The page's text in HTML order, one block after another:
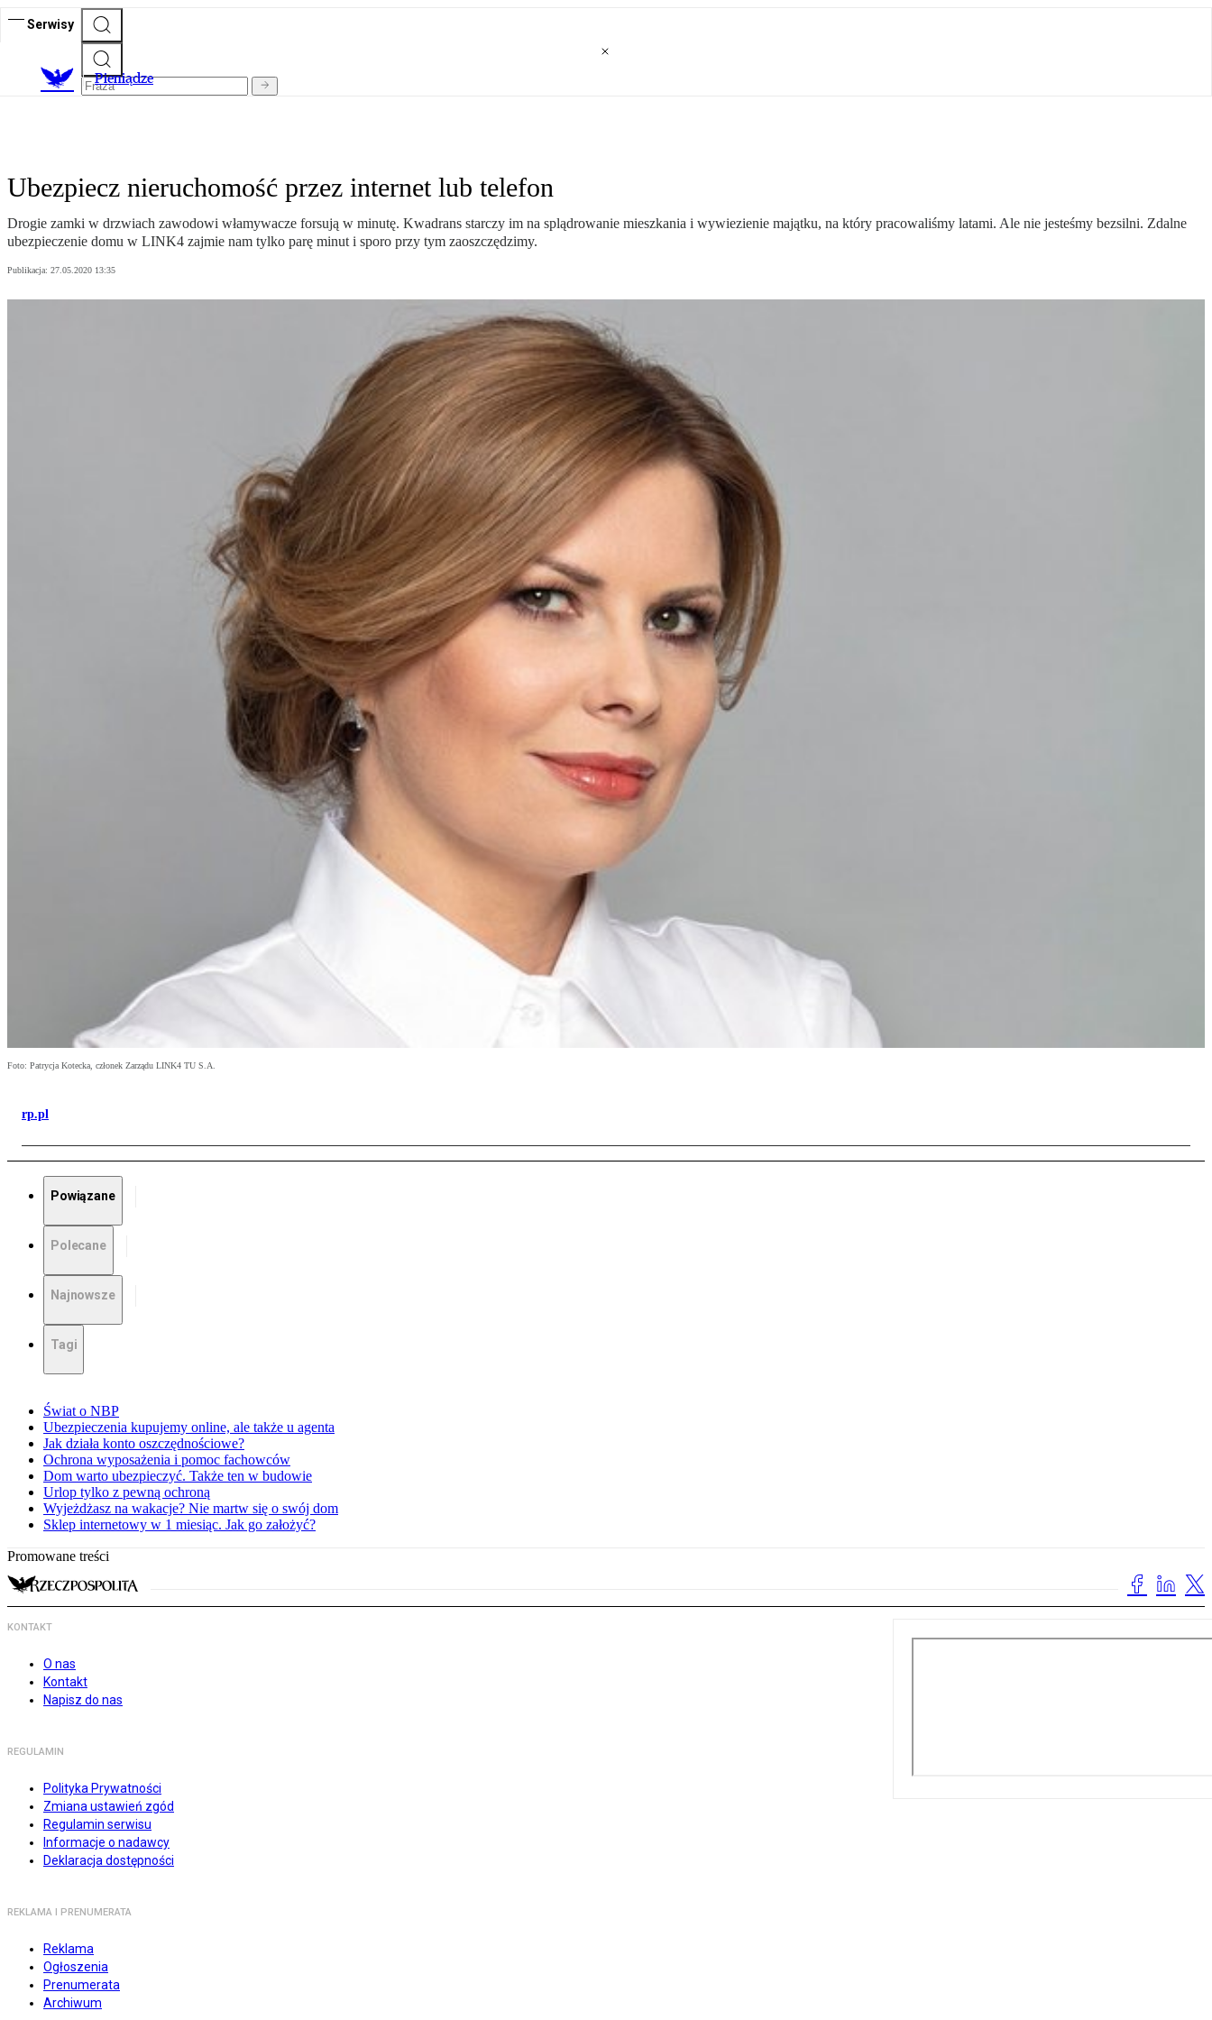
Serwisy
Pieniądze
Ubezpiecz nieruchomość przez internet lub telefon
Drogie zamki w drzwiach zawodowi włamywacze forsują w minutę. Kwadrans starczy im na splądrowanie mieszkania i wywiezienie majątku, na który pracowaliśmy latami. Ale nie jesteśmy bezsilni. Zdalne
ubezpieczenie domu w LINK4 zajmie nam tylko parę minut i sporo przy tym zaoszczędzimy.
Publikacja: 27.05.2020 13:35
Foto: Patrycja Kotecka, członek Zarządu LINK4 TU S.A.
rp.pl
Powiązane
Polecane
Najnowsze
Tagi
Świat o NBP
Ubezpieczenia kupujemy online, ale także u agenta
Jak działa konto oszczędnościowe?
Ochrona wyposażenia i pomoc fachowców
Dom warto ubezpieczyć. Także ten w budowie
Urlop tylko z pewną ochroną
Wyjeżdżasz na wakacje? Nie martw się o swój dom
Sklep internetowy w 1 miesiąc. Jak go założyć?
Promowane treści
KONTAKT
O nas
Kontakt
Napisz do nas
REGULAMIN
Polityka Prywatności
Zmiana ustawień zgód
Regulamin serwisu
Informacje o nadawcy
Deklaracja dostępności
REKLAMA I PRENUMERATA
Reklama
Ogłoszenia
Prenumerata
Archiwum